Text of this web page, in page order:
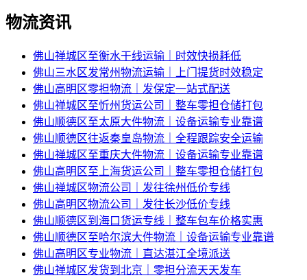
物流资讯
佛山禅城区至衡水干线运输｜时效快损耗低
佛山三水区发常州物流运输｜上门提货时效稳定
佛山高明区零担物流｜发保定一站式配送
佛山禅城区至忻州货运公司｜整车零担仓储打包
佛山顺德区至太原大件物流｜设备运输专业靠谱
佛山顺德区往返秦皇岛物流｜全程跟踪安全运输
佛山禅城区至重庆大件物流｜设备运输专业靠谱
佛山高明区至上海货运公司｜整车零担仓储打包
佛山禅城区物流公司｜发往徐州低价专线
佛山高明区物流公司｜发往长沙低价专线
佛山顺德区到海口货运专线｜整车包车价格实惠
佛山顺德区至哈尔滨大件物流｜设备运输专业靠谱
佛山高明区专业物流｜直达湛江全境派送
佛山禅城区发货到北京｜零担分流天天发车